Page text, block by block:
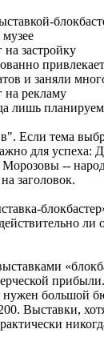
застройку
и заняли
на рекламу
лишь
Если тема
для успеха:
-- народ
заголовок.
ли
нужен большой
Выставки,